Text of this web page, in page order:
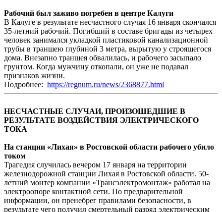
Рабочий был заживо погребен в центре Калуги
В Калуге в результате несчастного случая 16 января скончался
35-летний рабочий. Погибший в составе бригады из четырех
человек занимался укладкой пластиковой канализационной
трубы в траншею глубиной 3 метра, вырытую у строящегося
дома. Внезапно траншея обвалилась, и рабочего засыпало
грунтом. Когда мужчину откопали, он уже не подавал
признаков жизни.
Подробнее: https://regnum.ru/news/2368877.html
НЕСЧАСТНЫЕ СЛУЧАИ, ПРОИЗОШЕДШИЕ В
РЕЗУЛЬТАТЕ ВОЗДЕЙСТВИЯ ЭЛЕКТРИЧЕСКОГО
ТОКА
На станции «Лихая» в Ростовской области рабочего убило
током
Трагедия случилась вечером 17 января на территории
железнодорожной станции Лихая в Ростовской области. 50-
летний монтер компании «Трансэлектромонтаж» работал на
электроопоре контактной сети. По предварительной
информации, он пренебрег правилами безопасности, в
результате чего получил смертельный разряд электрическим